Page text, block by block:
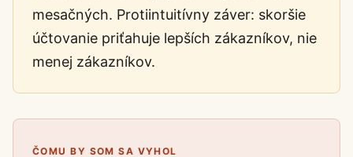
mesačných. Protiintuitívny záver: skoršie
účtovanie priťahuje lepších zákazníkov, nie
menej zákazníkov.
ČOMU BY SOM SA VYHOL